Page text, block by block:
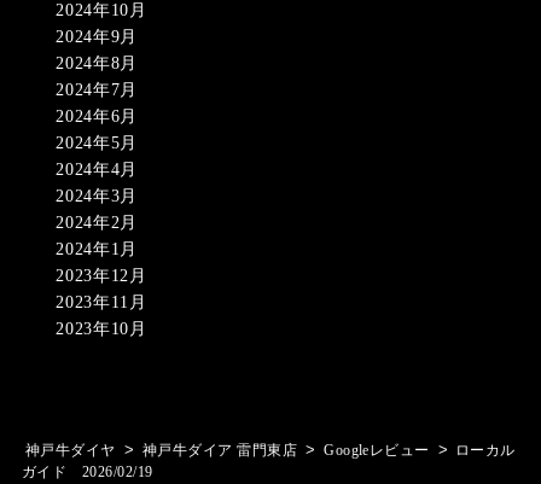
2024年10月
2024年9月
2024年8月
2024年7月
2024年6月
2024年5月
2024年4月
2024年3月
2024年2月
2024年1月
2023年12月
2023年11月
2023年10月
神戸牛ダイヤ > 神戸牛ダイア 雷門東店 > Googleレビュー >
ローカル
ガイド 2026/02/19